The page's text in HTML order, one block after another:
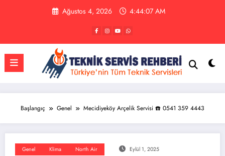
Ağustos 4, 2026 4:44:08 AM
Başlangıç Genel Mecidiyeköy Arçelik Servisi ☎️ 0541 359 4443
Genel Klima North Air Eylül 1, 2025